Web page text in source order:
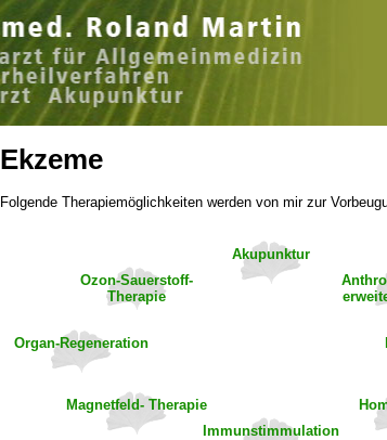
Ekzeme
Folgende Therapiemöglichkeiten werden von mir zur
Akupunktur
Immunstimmulation
Magnetfeld- Therapie
Organ-Regeneration
Ozon-Sauerstoff-
Therapie